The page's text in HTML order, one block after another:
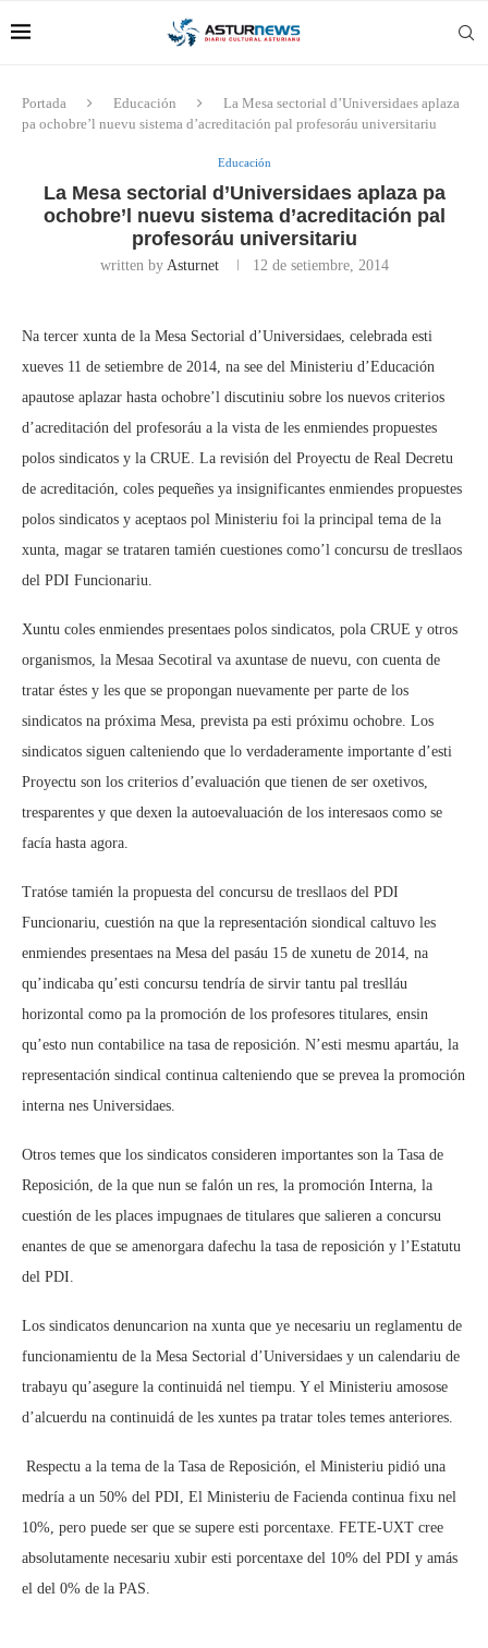
Portada Educación
La Mesa sectorial d’Universidaes aplaza
pa ochobre’l nuevu sistema d’acreditación pal profesoráu universitariu
Educación
La Mesa sectorial d’Universidaes aplaza pa
ochobre’l nuevu sistema d’acreditación pal
profesoráu universitariu
written by Asturnet 12 de setiembre, 2014
Na tercer xunta de la Mesa Sectorial d’Universidaes, celebrada esti
xueves 11 de setiembre de 2014, na see del Ministeriu d’Educación
apautose aplazar hasta ochobre’l discutiniu sobre los nuevos criterios
d’acreditación del profesoráu a la vista de les enmiendes propuestes
polos sindicatos y la CRUE. La revisión del Proyectu de Real Decretu
de acreditación, coles pequeñes ya insignificantes enmiendes propuestes
polos sindicatos y aceptaos pol Ministeriu foi la principal tema de la
xunta, magar se trataren tamién cuestiones como’l concursu de tresllaos
del PDI Funcionariu.
Xuntu coles enmiendes presentaes polos sindicatos, pola CRUE y otros
organismos, la Mesaa Secotiral va axuntase de nuevu, con cuenta de
tratar éstes y les que se propongan nuevamente per parte de los
sindicatos na próxima Mesa, prevista pa esti próximu ochobre. Los
sindicatos siguen calteniendo que lo verdaderamente importante d’esti
Proyectu son los criterios d’evaluación que tienen de ser oxetivos,
tresparentes y que dexen la autoevaluación de los interesaos como se
facía hasta agora.
Tratóse tamién la propuesta del concursu de tresllaos del PDI
Funcionariu, cuestión na que la representación siondical caltuvo les
enmiendes presentaes na Mesa del pasáu 15 de xunetu de 2014, na
qu’indicaba qu’esti concursu tendría de sirvir tantu pal treslláu
horizontal como pa la promoción de los profesores titulares, ensin
qu’esto nun contabilice na tasa de reposición. N’esti mesmu apartáu, la
representación sindical continua calteniendo que se prevea la promoción
interna nes Universidaes.
Otros temes que los sindicatos consideren importantes son la Tasa de
Reposición, de la que nun se falón un res, la promoción Interna, la
cuestión de les places impugnaes de titulares que salieren a concursu
enantes de que se amenorgara dafechu la tasa de reposición y l’Estatutu
del PDI.
Los sindicatos denuncarion na xunta que ye necesariu un reglamentu de
funcionamientu de la Mesa Sectorial d’Universidaes y un calendariu de
trabayu qu’asegure la continuidá nel tiempu. Y el Ministeriu amosose
d’alcuerdu na continuidá de les xuntes pa tratar toles temes anteriores.
 Respectu a la tema de la Tasa de Reposición, el Ministeriu pidió una
medría a un 50% del PDI, El Ministeriu de Facienda continua fixu nel
10%, pero puede ser que se supere esti porcentaxe. FETE-UXT cree
absolutamente necesariu xubir esti porcentaxe del 10% del PDI y amás
el del 0% de la PAS.